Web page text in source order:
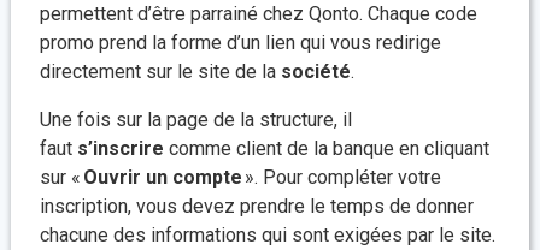
permettent d’être parrainé chez Qonto. Chaque code
promo prend la forme d’un lien qui vous redirige
directement sur le site de la société.
Une fois sur la page de la structure, il
faut s’inscrire comme client de la banque en cliquant
sur « Ouvrir un compte ». Pour compléter votre
inscription, vous devez prendre le temps de donner
chacune des informations qui sont exigées par le site.